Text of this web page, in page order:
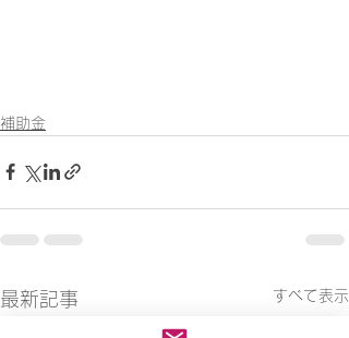
補助金
最新記事 すべて表示